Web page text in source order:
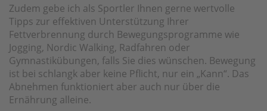
Zudem gebe ich als Sportler Ihnen gerne wertvolle
Tipps zur effektiven Unterstützung Ihrer
Fettverbrennung durch Bewegungsprogramme wie
Jogging, Nordic Walking, Radfahren oder
Gymnastikübungen, falls Sie dies wünschen. Bewegung
ist bei schlangk aber keine Pflicht, nur ein „Kann“. Das
Abnehmen funktioniert aber auch nur über die
Ernährung alleine.